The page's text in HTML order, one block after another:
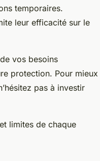
temporaires.
leur efficacité sur le
vos besoins
protection. Pour mieux
pas à investir
limites de chaque